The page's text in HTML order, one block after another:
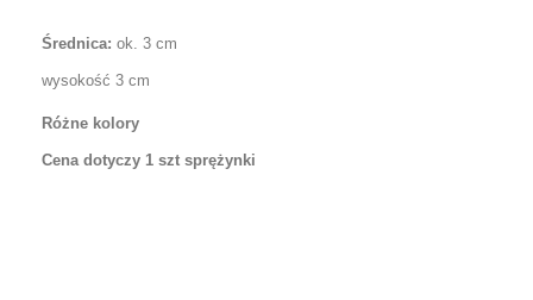
Średnica: ok. 3 cm
wysokość 3 cm
Różne kolory
Cena dotyczy 1 szt sprężynki